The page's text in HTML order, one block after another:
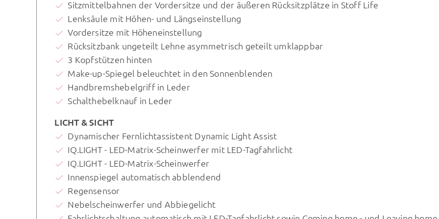
Sitzmittelbahnen der Vordersitze und der äußeren Rücksitzplätze in Stoff Life
Lenksäule mit Höhen- und Längseinstellung
Vordersitze mit Höheneinstellung
Rücksitzbank ungeteilt Lehne asymmetrisch geteilt umklappbar
3 Kopfstützen hinten
Make-up-Spiegel beleuchtet in den Sonnenblenden
Handbremshebelgriff in Leder
Schalthebelknauf in Leder
LICHT & SICHT
Dynamischer Fernlichtassistent Dynamic Light Assist
IQ.LIGHT - LED-Matrix-Scheinwerfer mit LED-Tagfahrlicht
IQ.LIGHT - LED-Matrix-Scheinwerfer
Innenspiegel automatisch abblendend
Regensensor
Nebelscheinwerfer und Abbiegelicht